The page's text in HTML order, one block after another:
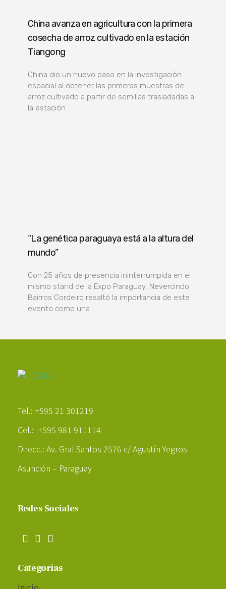
China avanza en agricultura con la primera
cosecha de arroz cultivado en la estación
Tiangong
China dio un nuevo paso en la investigación
espacial al obtener las primeras muestras de
arroz cultivado a partir de semillas trasladadas a
la estación
“La genética paraguaya está a la altura del
mundo”
Con 25 años de presencia ininterrumpida en el
mismo stand de la Expo Paraguay, Nevercindo
Bairros Cordeiro resaltó la importancia de este
evento como una
Tel.: +595 21 301219
Cel.: +595 981 911114
Direcc.: Av. Gral Santos 2576 c/ Agustín Yegros
Asunción – Paraguay
Redes Sociales
Categorías